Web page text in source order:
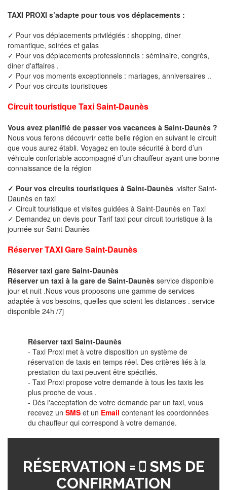
TAXI PROXI s’adapte pour tous vos déplacements :
✓ Pour vos déplacements privilégiés : shopping, diner
romantique, soirées et galas
✓ Pour vos déplacements professionnels : séminaire, congrès,
diner d'affaires .
✓ Pour vos moments exceptionnels : mariages, anniversaires ..
✓ Pour vos circuits touristiques
Circuit touristique Taxi Saint-Daunès
Vous avez planifié de passer vos vacances à Saint-Daunès ?
Nous vous ferons découvrir cette belle région en suivant le circuit
que vous aurez établi. Voyagez en toute sécurité à bord d’un
véhicule confortable accompagné d’un chauffeur ayant une bonne
connaissance de la région
✓ Pour vos circuits touristiques à Saint-Daunès .visiter Saint-
Daunès en taxi
✓ Circuit touristique et visites guidées à Saint-Daunès en Taxi
✓ Demandez un devis pour Tarif taxi pour circuit touristique à la
journée sur Saint-Daunès
Réserver TAXI Gare Saint-Daunès
Réserver taxi gare Saint-Daunès
Réserver un taxi à la gare de Saint-Daunès service disponible
jour et nuit .Nous vous proposons une gamme de services
adaptée à vos besoins, quelles que soient les distances . service
disponible 24h /7j
Réserver taxi Saint-Daunès
- Taxi Proxi met à votre disposition un système de
réservation de taxis en temps réel. Des critères liés à la
prestation du taxi peuvent être spécifiés.
- Taxi Proxi propose votre demande à tous les taxis les
plus proche de vous .
- Dés l'acceptation de votre demande par un taxi, vous
recevez un SMS et un Email contenant les coordonnées
du chauffeur qui correspond à votre demande.
RÉSERVATION =
SMS DE
CONFIRMATION